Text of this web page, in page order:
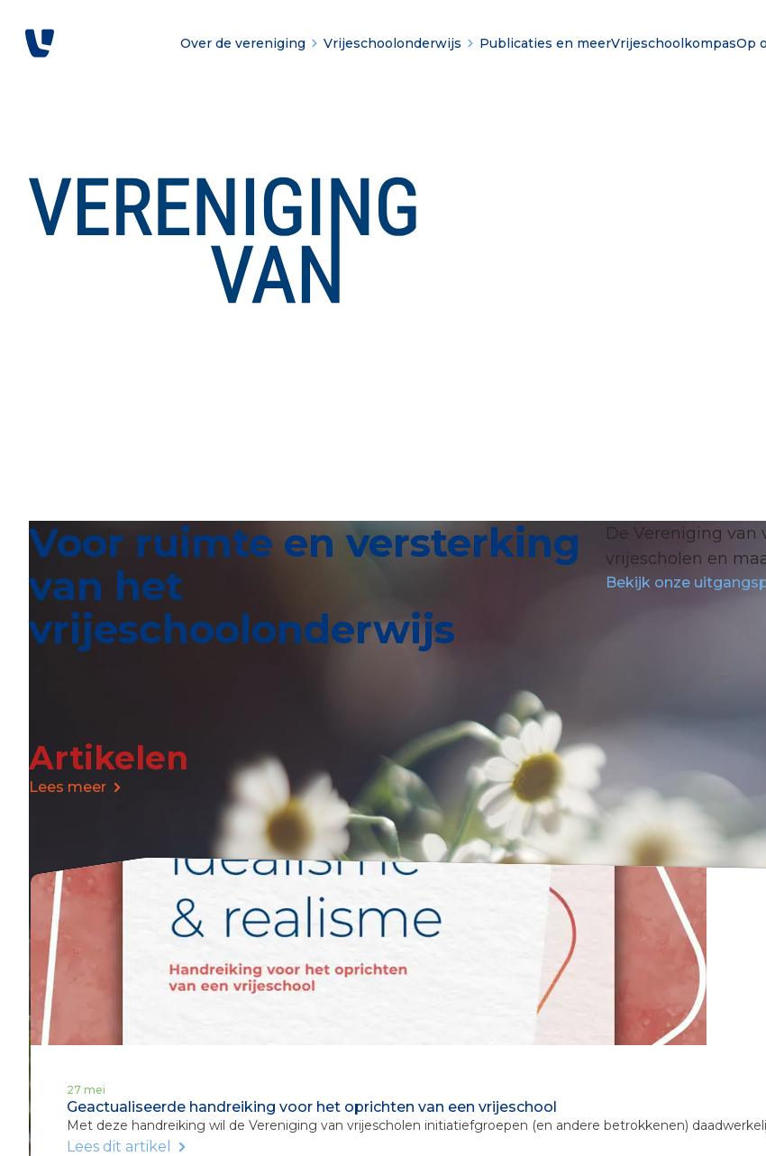
Over de vereniging Vrijeschoolonderwijs Publicaties en meerVrijeschoolkompasOp
Voor ruimte en versterking
van het
vrijeschoolonderwijs
De Vereniging van
vrijescholen en
Bekijk onze
Artikelen
Lees meer
27 mei
Geactualiseerde handreiking voor het oprichten van een vrijeschool
Met deze handreiking wil de Vereniging van vrijescholen initiatiefgroepen (en andere betrokkenen)
Lees dit artikel